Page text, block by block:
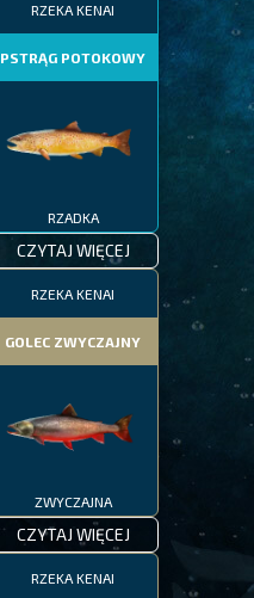
RZEKA KENAI
PSTRĄG POTOKOWY
RZADKA
CZYTAJ WIĘCEJ
RZEKA KENAI
GOLEC ZWYCZAJNY
ZWYCZAJNA
CZYTAJ WIĘCEJ
RZEKA KENAI